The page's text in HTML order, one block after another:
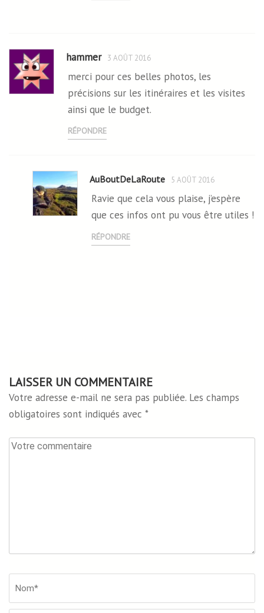
hammer 3 AOÛT 2016
merci pour ces belles photos, les
précisions sur les itinéraires et les visites
ainsi que le budget.
RÉPONDRE
AuBoutDeLaRoute 5 AOÛT 2016
Ravie que cela vous plaise, j’espère
que ces infos ont pu vous être utiles !
RÉPONDRE
LAISSER UN COMMENTAIRE
Votre adresse e-mail ne sera pas publiée. Les champs
obligatoires sont indiqués avec *
Votre